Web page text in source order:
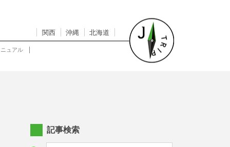
関西 沖縄 北海道
ュアル
記事検索